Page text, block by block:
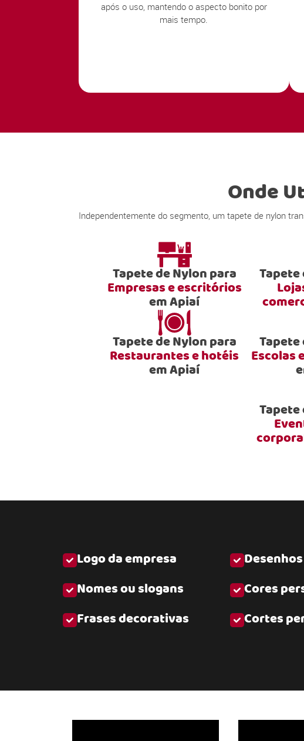
após o uso, mantendo o aspecto bonito por
mais tempo.
Onde
Independentemente do segmento, um tapete de nylon
Tapete de Nylon para
Empresas e escritórios
em Apiaí
Tapete
Tapete de Nylon para
Restaurantes e hotéis
em Apiaí
Tapete
Escolas
Tapete
Logo da empresa
Nomes ou slogans
Cores
Frases decorativas
Cortes